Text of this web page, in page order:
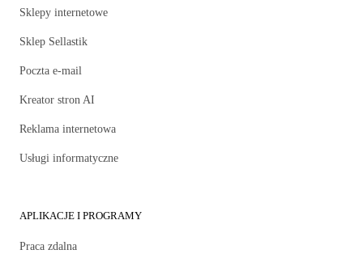
Sklepy internetowe
Sklep Sellastik
Poczta e-mail
Kreator stron AI
Reklama internetowa
Usługi informatyczne
APLIKACJE I PROGRAMY
Praca zdalna